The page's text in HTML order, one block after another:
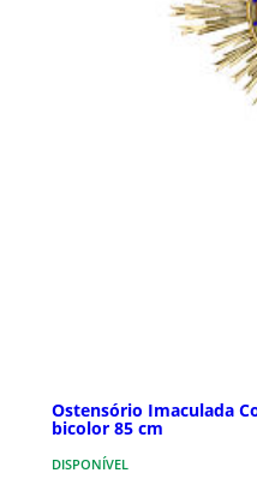
Ostensório Imaculada
bicolor 85 cm
DISPONÍVEL